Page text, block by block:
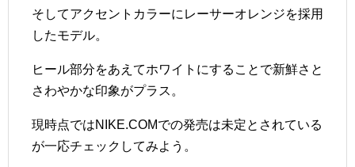
そしてアクセントカラーにレーサーオレンジを採用
したモデル。
ヒール部分をあえてホワイトにすることで新鮮さと
さわやかな印象がプラス。
現時点ではNIKE.COMでの発売は未定とされている
が一応チェックしてみよう。